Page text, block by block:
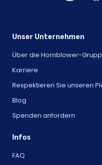
Unser Unternehmen
Über die Hornblower-
Karriere
Respektieren Sie unseren
Blog
Spenden anfordern
Infos
FAQ